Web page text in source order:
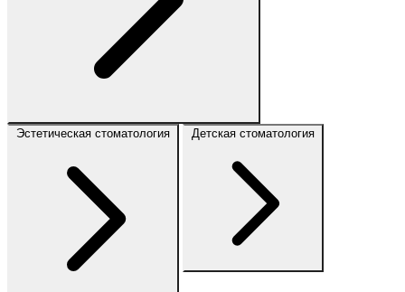
Эстетическая стоматология Детская стоматология